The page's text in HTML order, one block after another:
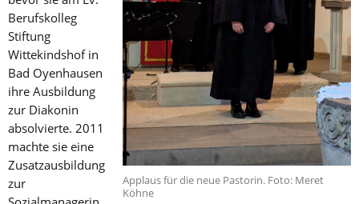
Applaus für die neue Pastorin. Foto: Meret
Köhne
Berufskolleg
Stiftung
Wittekindshof in
Bad Oyenhausen
ihre Ausbildung
zur Diakonin
absolvierte. 2011
machte sie eine
Zusatzausbildung
zur